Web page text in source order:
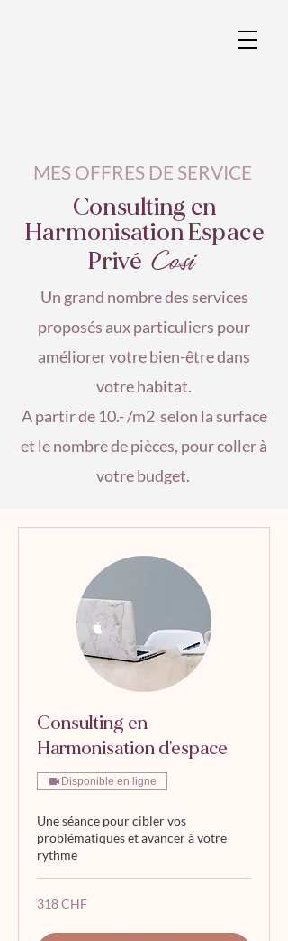
MES OFFRES DE SERVICE
Consulting en
Harmonisation Espace
Privé Cosi
Un grand nombre des services
proposés aux particuliers pour
améliorer votre bien-être dans
votre habitat.
A partir de 10.- /m2 selon la surface
et le nombre de pièces, pour coller à
votre budget.
Consulting en
Harmonisation d'espace
Disponible en ligne
Une séance pour cibler vos
problématiques et avancer à votre
rythme
318
francs
318 CHF